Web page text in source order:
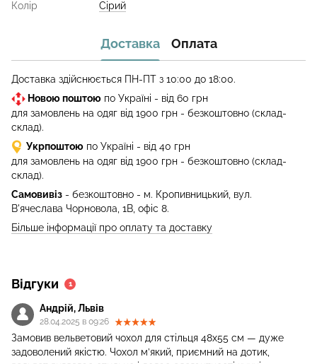
Колір
Сірий
Доставка Оплата
Доставка здійснюється ПН-ПТ з 10:00 до 18:00.
Новою поштою по Україні - від 60 грн
для замовлень на одяг від 1900 грн - безкоштовно (склад-
склад).
Укрпоштою по Україні - від 40 грн
для замовлень на одяг від 1900 грн - безкоштовно (склад-
склад).
Самовивіз - безкоштовно - м. Кропивницький, вул.
В'ячеслава Чорновола, 1В, офіс 8.
Більше інформації про оплату та доставку
Відгуки 1
Андрій, Львів
28.04.2025 в 09:26
Замовив вельветовий чохол для стільця 48x55 см — дуже
задоволений якістю. Чохол м’який, приємний на дотик,